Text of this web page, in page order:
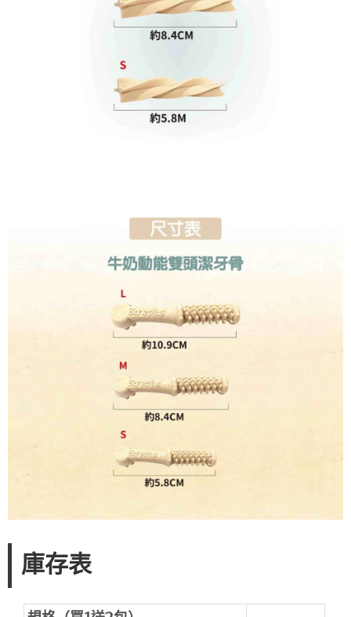
庫存表